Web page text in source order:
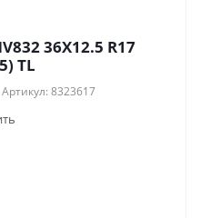
36X12.5 R17
TL
Артикул: 8323617